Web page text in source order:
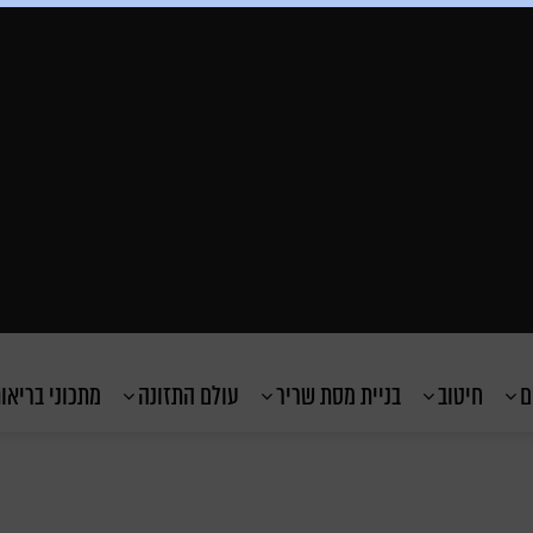
חיטוב בניית מסת שריר עולם התזונה מתכוני